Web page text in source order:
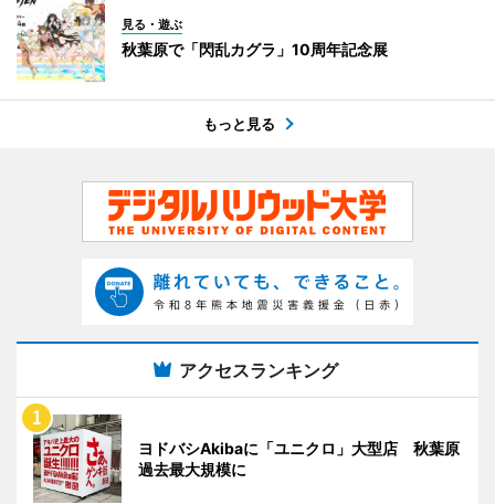
見る・遊ぶ
秋葉原で「閃乱カグラ」10周年記念展
もっと見る
アクセスランキング
ヨドバシAkibaに「ユニクロ」大型店 秋葉原
過去最大規模に